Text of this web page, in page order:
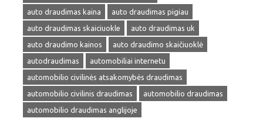
auto draudimas kaina
auto draudimas pigiau
auto draudimas skaiciuokle
auto draudimas uk
auto draudimo kainos
auto draudimo skaičiuoklė
autodraudimas
automobiliai internetu
automobilio civilinės atsakomybės draudimas
automobilio civilinis draudimas
automobilio draudimas
automobilio draudimas anglijoje